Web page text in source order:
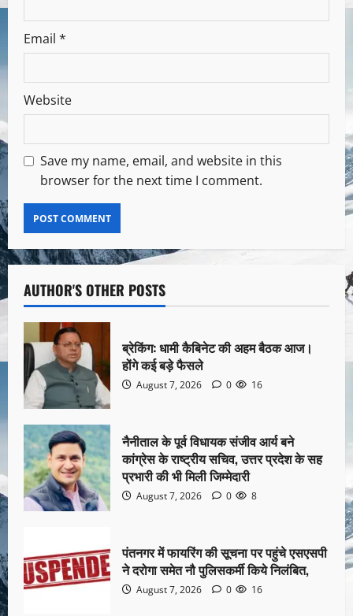
Email *
Website
Save my name, email, and website in this
browser for the next time I comment.
AUTHOR'S OTHER POSTS
ब्रेकिंग: धामी कैबिनेट की अहम बैठक आज।
होंगे कई बड़े फैसले
August 7, 2026 0 16
नैनीताल के पूर्व विधायक संजीव आर्य बने
कांग्रेस के राष्ट्रीय सचिव, उत्तर प्रदेश के सह
प्रभारी की भी मिली जिम्मेदारी
August 7, 2026 0 8
पंतनगर में फायरिंग की सूचना पर पहुंचे एसएसपी
ने दरोगा समेत नौ पुलिसकर्मी किये निलंबित,
August 7, 2026 0 16